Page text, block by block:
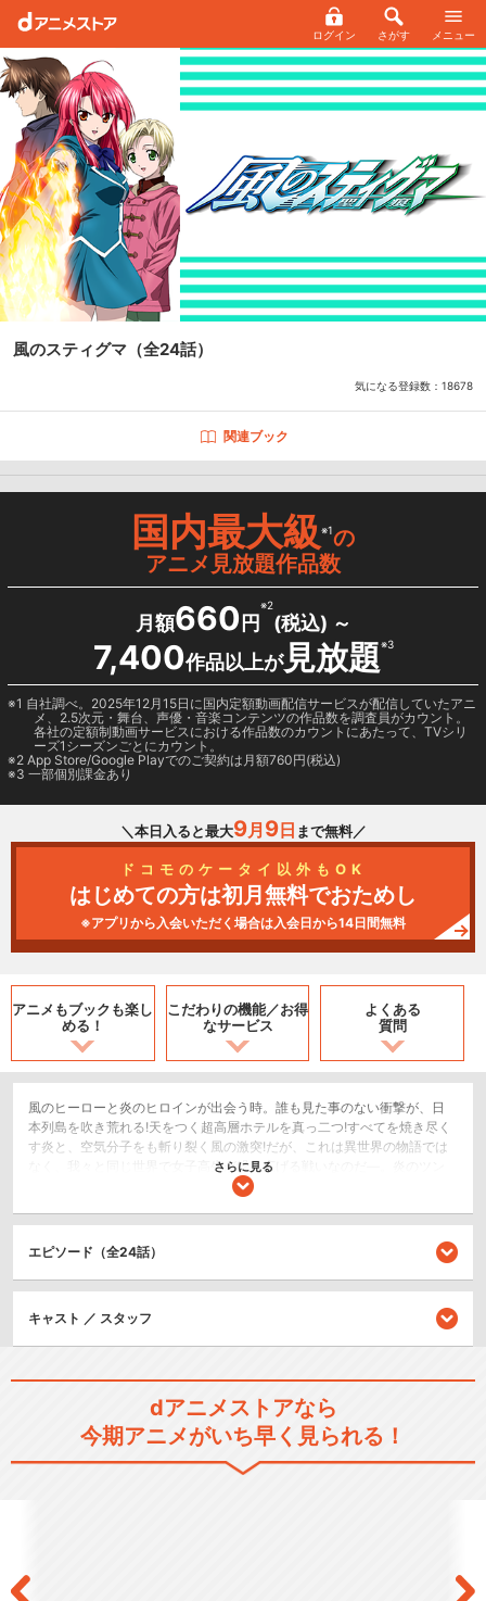
ログイン さがす メニュー
風のスティグマ （全24話）
気になる登録数： 18678
関連ブック
国内最大級※1の
アニメ見放題作品数
月額660 円
※2
(税込) ～
7,400作品以上が見放題※3
1 自社調べ。2025年12月15日に国内定額動画配信サービスが配信していたアニ
メ、2.5次元・舞台、声優・音楽コンテンツの作品数を調査員がカウント。
各社の定額制動画サービスにおける作品数のカウントにあたって、TVシリ
ーズ1シーズンごとにカウント。
2 App Store/Google Playでのご契約は月額760円(税込)
3 一部個別課金あり
＼本日入ると最大9月 9日 まで無料／
ドコモのケータイ以外もOK
はじめての方は初月無料でおためし
※アプリから入会いただく場合は入会日から14日間無料
アニメもブックも楽し
める！
こだわりの機能／お得
なサービス
よくある
質問
風のヒーローと炎のヒロインが出会う時。誰も見た事のない衝撃が、日
本列島を吹き荒れる!天をつく超高層ホテルを真っ二つ!すべてを焼き尽く
す炎と、空気分子をも斬り裂く風の激突!だが、これは異世界の物語では
なく、我々と同じ世界で女子高生が繰り広げる戦いなのだ―。炎のツン
デレ女子高生・神凪綾乃 16歳 見参!整った顔立ちと、美しい長髪が見目麗
ングが好きな、どこにでもいる女子高生。だが、彼女には秘密があっ
た。彼女は、古より日本を陰から支えてきた神凪一族・宗主の一人娘に
して、神剣・炎雷覇(えんらいは)を操り妖魔を焼滅させる一族屈指の≪炎
術師≫なのだ。そんな綾乃と、一族に伝わる神剣・炎雷覇(えんらいは)の
した事により、一族から追放され行方知れずになっていた和麻が、四年
ぶりに帰ってきた・・・。ハリウッド・メジャーの大作アクションをし
きた人気ライトノベル『風のスティグマ』。クールなダークヒーロー・
和麻と、表情豊かな百面相を見せるツンデレ娘・綾乃の掛け合いも人気
を呼んでいる。本編6作、外伝2作が刊行中の人気ライトノベルが、最新
のヴィジュアルエフェクツと、実力派スタッフ&キャストにより待望のテ
レビアニメ化。地・水・火・風の四大精霊たちの力を借り、凄まじい力
を顕現させる≪炎術師≫≪風術師≫≪地術師≫≪水術師≫たち。本来は
アクション/バトル
さらに見る
エピソード（全24話）
キャスト ／ スタッフ
dアニメストアなら
今期アニメがいち早く見られる！